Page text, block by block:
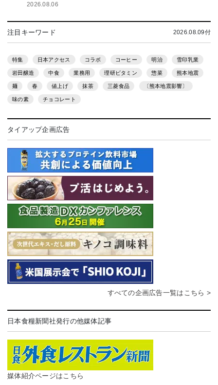
2026.08.06
注目キーワード 2026.08.09付
特集 日本アクセス コラボ コーヒー 明治 雪印乳業
岩田醸造 中食 業務用 理研ビタミン 惣菜 熊本地震
麺 春 値上げ 抹茶 三菱食品 〔熊本地震影響〕
味の素 チョコレート
タイアップ企画広告
すべての企画広告一覧はこちら >
日本食糧新聞社発行の他媒体記事
媒体紹介ページはこちら